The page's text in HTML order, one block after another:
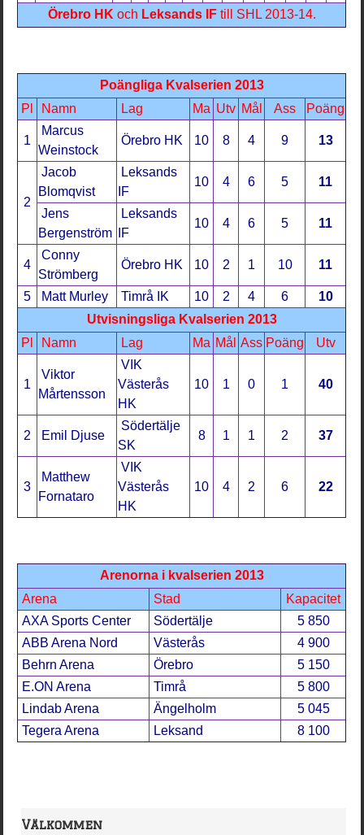
Örebro HK och Leksands IFtill SHL 2013-14.
Poängliga Kvalserien 2013
Pl
Namn Lag Ma Utv Mål Ass Poäng
1
Marcus
Weinstock
Örebro HK 10 8 4 9 13
2
Jacob
Blomqvist
Leksands
IF
10 4 6 5 11
Jens
Bergenström
Leksands
IF
10 4 6 5 11
4
Conny
Strömberg
Örebro HK 10 2 1 10 11
5 Matt Murley Timrå IK 10 2 4 6
10
Utvisningsliga Kvalserien 2013
Pl
Namn Lag Ma Mål Ass Poäng Utv
1
Viktor
Mårtensson
VIK
Västerås
HK
10 1 0 1 40
2 Emil Djuse
Södertälje
SK
8 1 1 2 37
3
Matthew
Fornataro
VIK
Västerås
HK
10 4 2 6 22
Arenorna i kvalserien 2013
Arena
Stad
Kapacitet
AXA Sports Center
Södertälje
5 850
ABB Arena Nord
Västerås
4 900
Behrn Arena
Örebro
5 150
E.ON Arena
Timrå
5 800
Lindab Arena
Ängelholm
5 045
Tegera Arena
Leksand 8 100
Välkommen